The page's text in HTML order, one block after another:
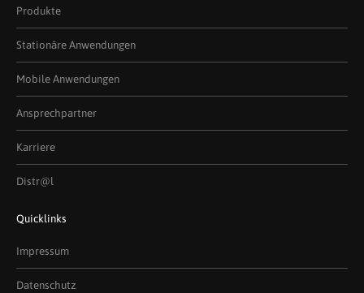
Produkte
Stationäre Anwendungen
Mobile Anwendungen
Ansprechpartner
Karriere
Distr@l
Quicklinks
Impressum
Datenschutz